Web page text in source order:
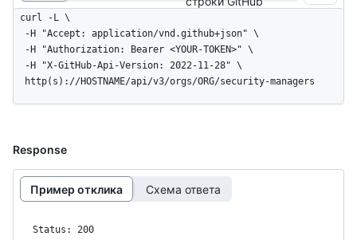
curl -L \
  http(s)://HOSTNAME/api/v3/orgs/ORG/security-managers
Response
Пример отклика Схема ответа
Status: 200